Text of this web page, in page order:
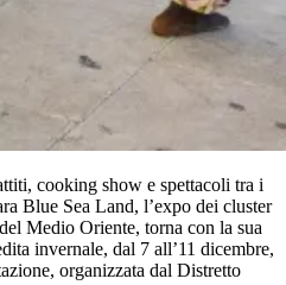
cooking show e spettacoli tra i
Blue Sea Land, l’expo dei cluster
Medio Oriente, torna con la sua
invernale, dal 7 all’11 dicembre,
organizzata dal Distretto